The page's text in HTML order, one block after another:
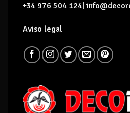
+34 976 504 124|
Aviso legal